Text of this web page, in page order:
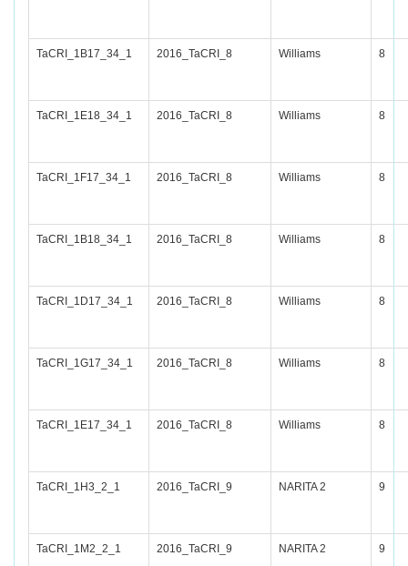
TaCRI_1B17_34_1 2016_TaCRI_8 Williams 8
TaCRI_1E18_34_1 2016_TaCRI_8 Williams 8
TaCRI_1F17_34_1 2016_TaCRI_8 Williams 8
TaCRI_1B18_34_1 2016_TaCRI_8 Williams 8
TaCRI_1D17_34_1 2016_TaCRI_8 Williams 8
TaCRI_1G17_34_1 2016_TaCRI_8 Williams 8
TaCRI_1E17_34_1 2016_TaCRI_8 Williams 8
TaCRI_1H3_2_1 2016_TaCRI_9 NARITA 2 9
TaCRI_1M2_2_1 2016_TaCRI_9 NARITA 2 9